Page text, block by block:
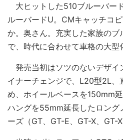
大ヒットした510ブルーバー
ルーバードU。CMキャッチコ
か。奥さん。充実した家族の
で、時代に合わせて車格の大型
発売当初はソツのないデザイ
イナーチェンジで、L20型2L、
め、ホイールベースを150mm
ハングを55mm延長したロング
ーズ（GT、GT-E、GT-X、GT-